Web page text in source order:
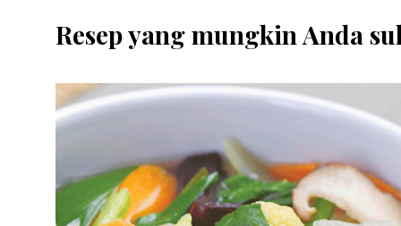
Resep yang mungkin Anda